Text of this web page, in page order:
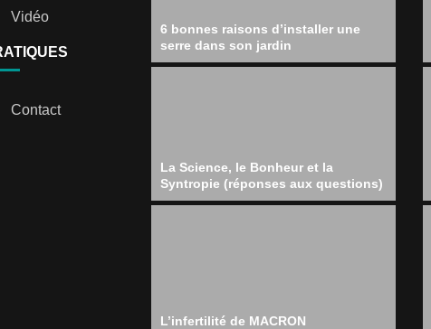
Vidéo
Contact
6 bonnes raisons d’installer une
serre dans son jardin
La Science, le Bonheur et la
Syntropie (réponses aux questions)
L’infertilité de MACRON